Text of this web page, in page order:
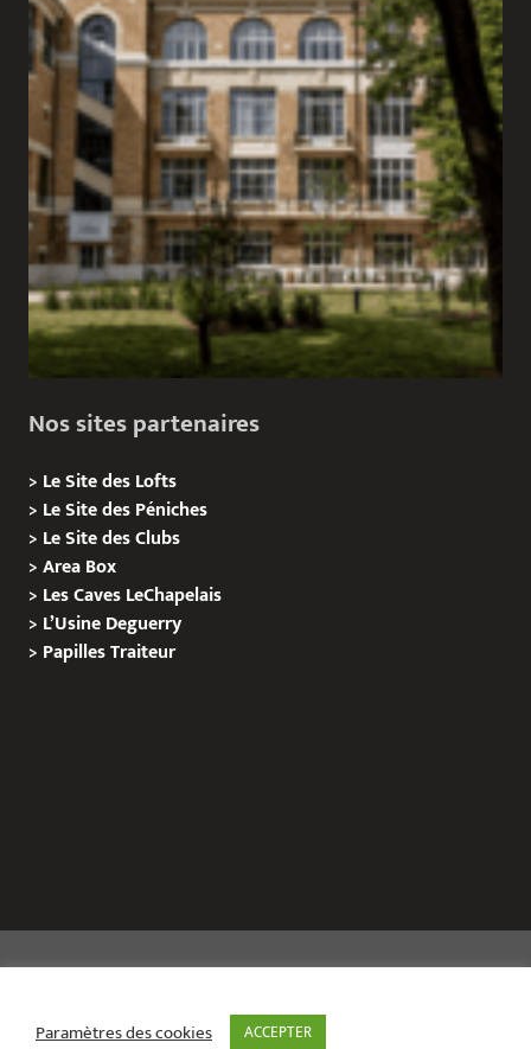
Nos sites partenaires
> Le Site des Lofts
> Le Site des Péniches
> Le Site des Clubs
>Area Box
> Les Caves LeChapelais
> L’Usine Deguerry
> PapillesTraiteur
Paramètres des cookies ACCEPTER